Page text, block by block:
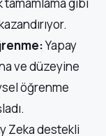
Yapay
ve düzeyine
öğrenme
Zeka destekli